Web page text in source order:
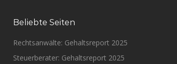
Beliebte Seiten
Rechtsanwälte: Gehaltsreport 2025
Steuerberater: Gehaltsreport 2025